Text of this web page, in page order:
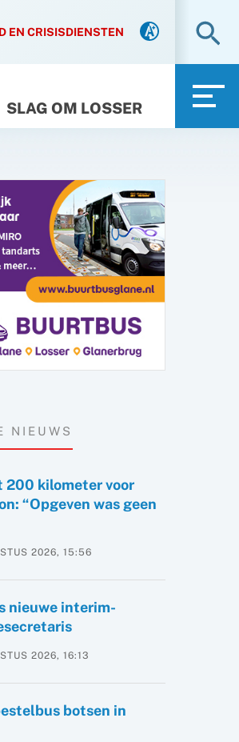
EN CRISISDIENSTEN
SLAG OM LOSSER
NIEUWS
200 kilometer voor
“Opgeven was geen
2026, 15:56
nieuwe interim-
2026, 16:13
botsen in